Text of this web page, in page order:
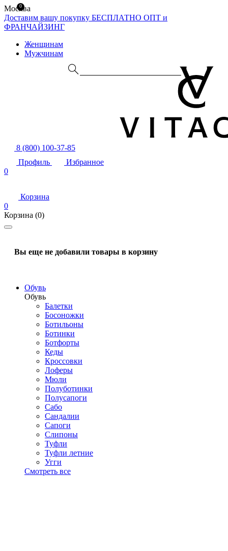
Москва
Доставим вашу покупку БЕСПЛАТНО ОПТ и
ФРАНЧАЙЗИНГ
Женщинам
Мужчинам
8 (800) 100-37-85
Профиль
Избранное
0
Корзина
0
Корзина (0)
Вы еще не добавили товары в корзину
Обувь
Обувь
Балетки
Босоножки
Ботильоны
Ботинки
Ботфорты
Кеды
Кроссовки
Лоферы
Мюли
Полуботинки
Полусапоги
Сабо
Сандалии
Сапоги
Слипоны
Туфли
Туфли летние
Угги
Смотреть все
0